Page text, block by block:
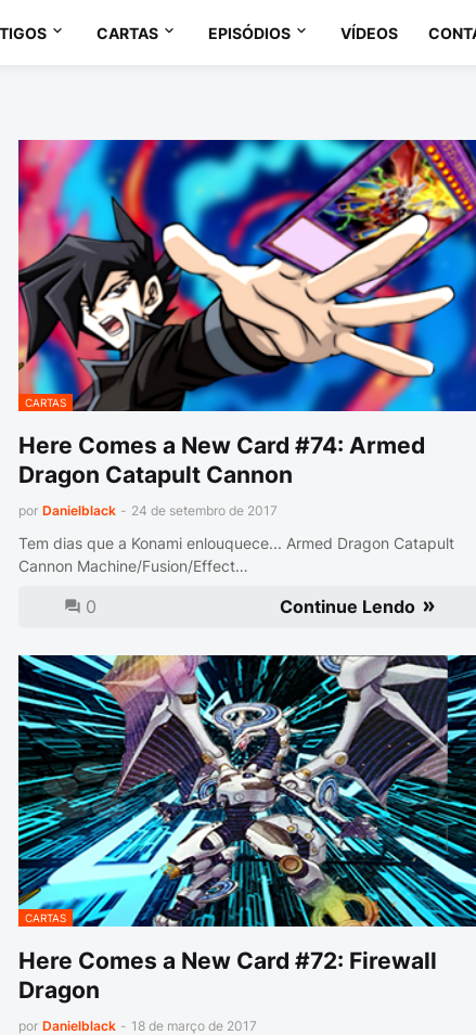
CARTAS EPISÓDIOS VÍDEOS
CARTAS
Here Comes a New Card #74: Armed
Dragon Catapult Cannon
por Danielblack - 24 de setembro de 2017
Tem dias que a Konami enlouquece... Armed Dragon Catapult
Cannon Machine/Fusion/Effect…
0 Continue Lendo
CARTAS
Here Comes a New Card #72: Firewall
Dragon
por Danielblack - 18 de março de 2017